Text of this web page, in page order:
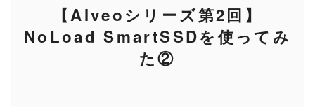
【Alveoシリーズ第2回】
NoLoad SmartSSDを使ってみ
た②